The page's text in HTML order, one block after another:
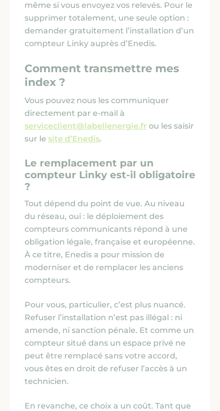
même si vous envoyez vos relevés. Pour le
supprimer totalement, une seule option :
demander gratuitement l’installation d’un
compteur Linky auprès d’Enedis.
Comment transmettre mes
index ?
Vous pouvez nous les communiquer
directement par e-mail à
serviceclient@labellenergie.fr ou les saisir
sur le site d’Enedis.
Le remplacement par un
compteur Linky est-il obligatoire
?
Tout dépend du point de vue. Au niveau
du réseau, oui : le déploiement des
compteurs communicants répond à une
obligation légale, française et européenne.
À ce titre, Enedis a pour mission de
moderniser et de remplacer les anciens
compteurs.
Pour vous, particulier, c’est plus nuancé.
Refuser l’installation n’est pas illégal : ni
amende, ni sanction pénale. Et comme un
compteur situé dans un espace privé ne
peut être remplacé sans votre accord,
vous êtes en droit de refuser l’accès à un
technicien.
En revanche, ce choix a un coût. Tant que